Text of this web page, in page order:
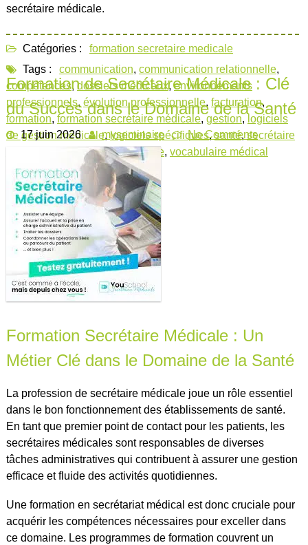
secrétaire médicale.
Catégories :
formation secretaire medicale
Tags :
communication, communication relationnelle,
compétences,dossiers médicaux,environnements
professionnels, évolution professionnelle, facturation,
formation, formation secrétaire médicale, gestion, logiciels
de gestion médicale,logiciels spécifiques,santé,secrétaire
terminologie médicale, vocabulaire médical
Formation de Secrétaire Médicale : Clé
du Succès dans le Domaine de la Santé
17 juin 2026 myseminaire No Comments
Formation Secrétaire Médicale : Un
Métier Clé dans le Domaine de la Santé
La profession de secrétaire médicale joue un rôle essentiel
dans le bon fonctionnement des établissements de santé.
En tant que premier point de contact pour les patients, les
secrétaires médicales sont responsables de diverses
tâches administratives qui contribuent à assurer une gestion
efficace et fluide des activités quotidiennes.
Une formation en secrétariat médical est donc cruciale pour
acquérir les compétences nécessaires pour exceller dans
ce domaine. Les programmes de formation couvrent un